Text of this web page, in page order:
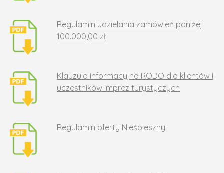
Regulamin udzielania zamówień poniżej
100.000,00 zł
Klauzula informacyjna RODO dla klientów i
uczestników imprez turystyczych
Regulamin oferty Nieśpieszny